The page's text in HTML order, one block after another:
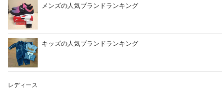
メンズの人気ブランドランキング
キッズの人気ブランドランキング
レディース